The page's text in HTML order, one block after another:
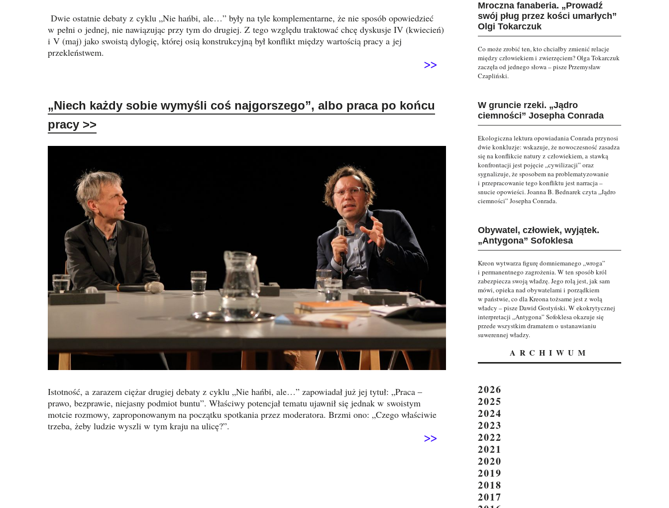
Dwie ostatnie debaty z cyklu „Nie hańbi, ale…” były na tyle komplementarne, że nie sposób opowiedzieć
w pełni o jednej, nie nawiązując przy tym do drugiej. Z tego względu traktować chcę dyskusje IV (kwiecień)
i V (maj) jako swoistą dylogię, której osią konstrukcyjną był konflikt między wartością pracy a jej
przekleństwem.
>>
„Niech każdy sobie wymyśli coś najgorszego”, albo praca po końcu
pracy >>
Istotność, a zarazem ciężar drugiej debaty z cyklu „Nie hańbi, ale…” zapowiadał już jej tytuł: „Praca –
prawo, bezprawie, niejasny podmiot buntu”. Właściwy potencjał tematu ujawnił się jednak w swoistym
motcie rozmowy, zaproponowanym na początku spotkania przez moderatora. Brzmi ono: „Czego właściwie
trzeba, żeby ludzie wyszli w tym kraju na ulicę?”.
>>
Mroczna fanaberia. „Prowadź
swój pług przez kości umarłych”
Olgi Tokarczuk
Co może zrobić ten, kto chciałby zmienić relacje
między człowiekiem i zwierzęciem? Olga Tokarczuk
zaczęła od jednego słowa – pisze Przemysław
Czapliński.
W gruncie rzeki. „Jądro
ciemności” Josepha Conrada
Ekologiczna lektura opowiadania Conrada przynosi
dwie konkluzje: wskazuje, że nowoczesność zasadza
się na konflikcie natury z człowiekiem, a stawką
konfrontacji jest pojęcie „cywilizacji” oraz
sygnalizuje, że sposobem na problematyzowanie
i przepracowanie tego konfliktu jest narracja –
snucie opowieści. Joanna B. Bednarek czyta „Jądro
ciemności” Josepha Conrada.
Obywatel, człowiek, wyjątek.
„Antygona” Sofoklesa
Kreon wytwarza figurę domniemanego „wroga”
i permanentnego zagrożenia. W ten sposób król
zabezpiecza swoją władzę. Jego rolą jest, jak sam
mówi, opieka nad obywatelami i porządkiem
w państwie, co dla Kreona tożsame jest z wolą
władcy – pisze Dawid Gostyński. W ekokrytycznej
interpretacji „Antygona” Sofoklesa okazuje się
przede wszystkim dramatem o ustanawianiu
suwerennej władzy.
ARCHIWUM
2026
2025
2024
2023
2022
2021
2020
2019
2018
2017